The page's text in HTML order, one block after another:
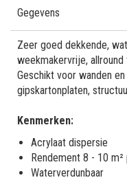
Gegevens
Zeer goed dekkende,
weekmakervrije,
Geschikt voor wanden
gipskartonplaten,
Kenmerken:
Acrylaat dispersie
Rendement 8 - 10
Waterverdunbaar